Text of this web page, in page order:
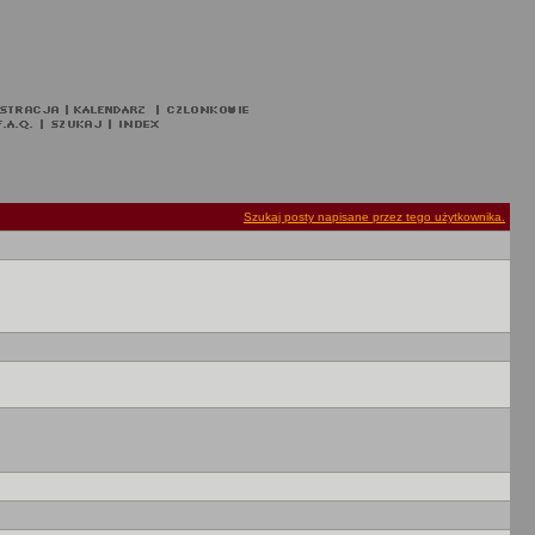
Szukaj posty napisane przez tego użytkownika.